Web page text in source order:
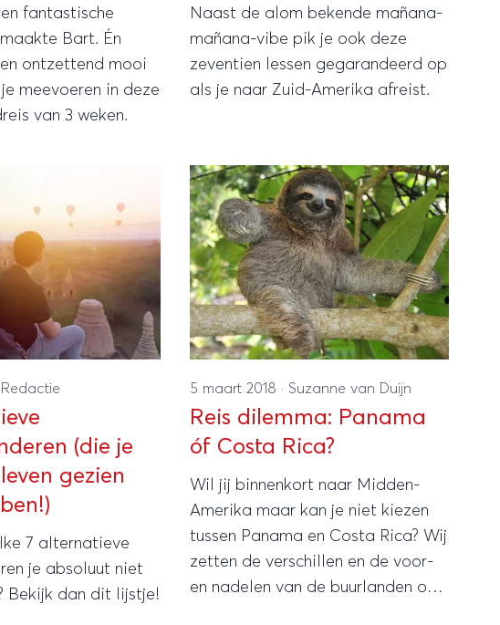
fantastische
Bart. Én
ontzettend mooi
meevoeren in deze
van 3 weken.
Naast de alom bekende mañana-
mañana-vibe pik je ook deze
zeventien lessen gegarandeerd op
als je naar Zuid-Amerika afreist.
Redactie
(die je
gezien
7 alternatieve
je absoluut niet
Bekijk dan dit lijstje!
5 maart 2018 · Suzanne van Duijn
Reis dilemma: Panama
óf Costa Rica?
Wil jij binnenkort naar Midden-
Amerika maar kan je niet kiezen
tussen Panama en Costa Rica? Wij
zetten de verschillen en de voor-
en nadelen van de buurlanden op